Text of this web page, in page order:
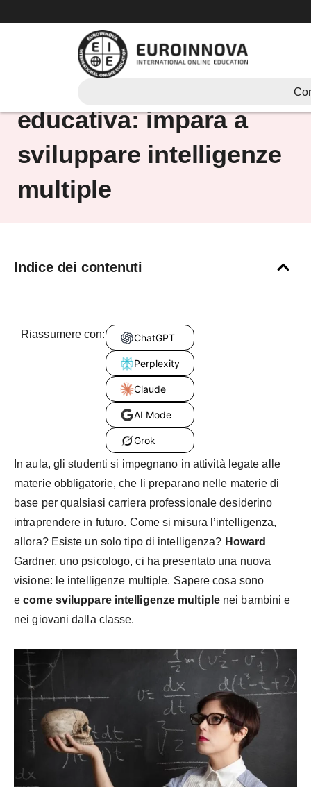
al
Un’alternativa
educativa: impara a
sviluppare intelligenze
multiple
Indice dei contenuti
Riassumere con: ChatGPT
Perplexity
Claude
AI Mode
Grok
In aula, gli studenti si impegnano in attività legate alle
materie obbligatorie, che li preparano nelle materie di
base per qualsiasi carriera professionale desiderino
intraprendere in futuro. Come si misura l’intelligenza,
allora? Esiste un solo tipo di intelligenza? Howard
Gardner, uno psicologo, ci ha presentato una nuova
visione: le intelligenze multiple. Sapere cosa sono
e come sviluppare intelligenze multiple nei bambini e
nei giovani dalla classe.